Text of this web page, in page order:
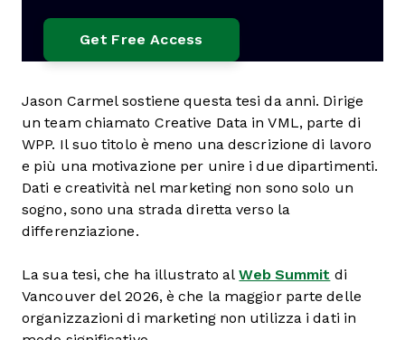
Jason Carmel sostiene questa tesi da anni. Dirige
un team chiamato Creative Data in VML, parte di
WPP. Il suo titolo è meno una descrizione di lavoro
e più una motivazione per unire i due dipartimenti.
Dati e creatività nel marketing non sono solo un
sogno, sono una strada diretta verso la
differenziazione.
La sua tesi, che ha illustrato alWeb Summit di
Vancouver del 2026, è che la maggior parte delle
organizzazioni di marketing non utilizza i dati in